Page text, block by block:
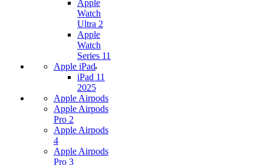
Apple
Watch
Ultra 2
Apple
Watch
Series 11
Apple iPad
iPad 11
2025
Apple Airpods
Apple Airpods
Pro 2
Apple Airpods
4
Apple Airpods
Pro 3